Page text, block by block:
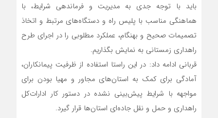
باید با توجه جدی به مدیریت و فرماندهی شرایط، با
هماهنگی مناسب با پلیس راه و دستگاه‌های مرتبط و اتخاذ
تصمیمات صحیح و ‌بهنگام، عملکرد مطلوبی را در اجرای طرح
راهداری زمستانی به نمایش بگذاریم.
قربانی ادامه داد: در این راستا استفاده از ظرفیت پیمانکاران،
آمادگی برای کمک به استان‌های مجاور و مهیا بودن برای
مواجهه با شرایط پیش‌بینی نشده در دستور کار ادارات‌کل
راهداری و حمل و نقل جاده‌ای استان‌ها قرار گیرد.